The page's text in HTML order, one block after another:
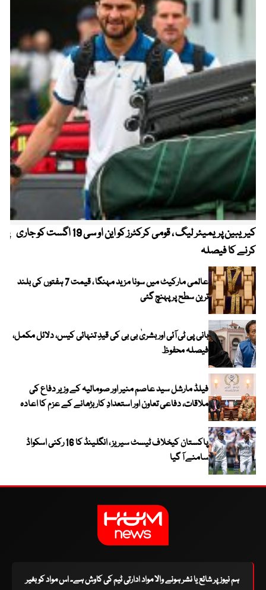
کیریبین پریمیئر لیگ ، قومی کرکٹرز کو این او سی 19 اگست کو جاری
کرنے کا فیصلہ
عالمی مارکیٹ میں سونا مزید مہنگا ، قیمت 7 ہفتوں کی بلند
ترین سطح پر پہنچ گئی
بانی پی ٹی آئی اور بشریٰ بی بی کی قیدِ تنہائی کیس، دلائل مکمل،
فیصلہ محفوظ
فیلڈ مارشل سید عاصم منیر اور صومالیہ کے وزیر دفاع کی
ملاقات، دفاعی تعاون اور استعدادِ کار بڑھانے کے عزم کا اعادہ
پاکستان کیخلاف ٹیسٹ سیریز ، انگلینڈ کا 16 رکنی اسکواڈ
سامنے آ گیا
ہم نیوز پر شائع یا نشر ہونے والا مواد ادارتی ٹیم کی کاوش ہے۔ اس مواد کو بغیر